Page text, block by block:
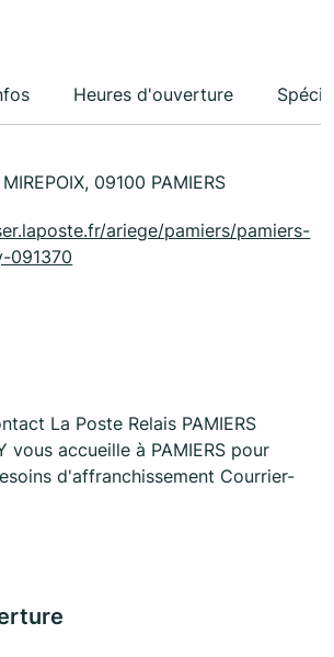
Heures d'ouverture
09100 PAMIERS
ariege/pamiers/pamiers-
091370
La Poste Relais PAMIERS
vous accueille à PAMIERS pour
d'affranchissement Courrier-